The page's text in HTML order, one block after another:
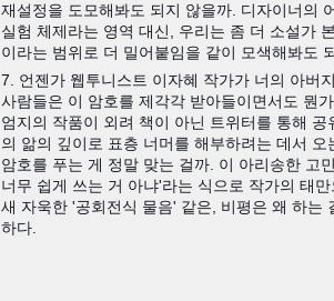
재설정을 도모해봐도 되지 않을까. 디자이너의
실험 체제라는 영역 대신, 우리는 좀 더 소설가
이라는 범위로 더 밀어붙임을 같이 모색해봐도
7. 언젠가 웹투니스트 이자혜 작가가 너의 아버
사람들은 이 암호를 제각각 받아들이면서도 뭔
엄지의 작품이 외려 책이 아닌 트위터를 통해
의 앎의 깊이로 표층 너머를 해부하려는 데서
암호를 푸는 게 정말 맞는 걸까. 이 아리송한 고
너무 쉽게 쓰는 거 아냐'라는 식으로 작가의 태
새 자욱한 '공회전식 물음' 같은, 비평은 왜 하는
하다.